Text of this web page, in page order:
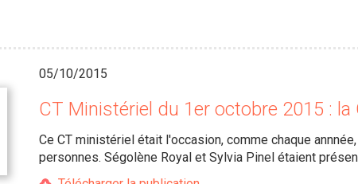
05/10/2015
CT Ministériel du 1er octobre 2015 :
Ce CT ministériel était l'occasion, comme chaque
personnes. Ségolène Royal et Sylvia Pinel étaient